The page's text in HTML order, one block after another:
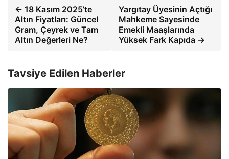
← 18 Kasım 2025’te
Altın Fiyatları: Güncel
Gram, Çeyrek ve Tam
Altın Değerleri Ne?
Yargıtay Üyesinin Açtığı
Mahkeme Sayesinde
Emekli Maaşlarında
Yüksek Fark Kapıda →
Tavsiye Edilen Haberler